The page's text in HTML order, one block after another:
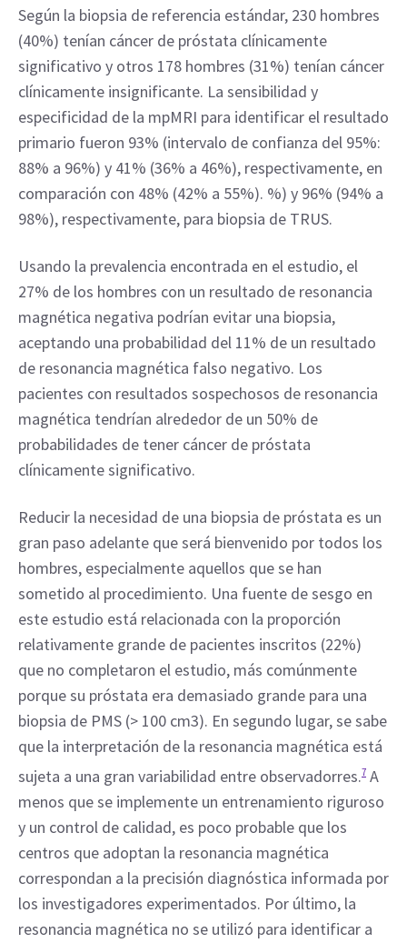
Según la biopsia de referencia estándar, 230 hombres
(40%) tenían cáncer de próstata clínicamente
significativo y otros 178 hombres (31%) tenían cáncer
clínicamente insignificante. La sensibilidad y
especificidad de la mpMRI para identificar el resultado
primario fueron 93% (intervalo de confianza del 95%:
88% a 96%) y 41% (36% a 46%), respectivamente, en
comparación con 48% (42% a 55%). %) y 96% (94% a
98%), respectivamente, para biopsia de TRUS.
Usando la prevalencia encontrada en el estudio, el
27% de los hombres con un resultado de resonancia
magnética negativa podrían evitar una biopsia,
aceptando una probabilidad del 11% de un resultado
de resonancia magnética falso negativo. Los
pacientes con resultados sospechosos de resonancia
magnética tendrían alrededor de un 50% de
probabilidades de tener cáncer de próstata
clínicamente significativo.
Reducir la necesidad de una biopsia de próstata es un
gran paso adelante que será bienvenido por todos los
hombres, especialmente aquellos que se han
sometido al procedimiento. Una fuente de sesgo en
este estudio está relacionada con la proporción
relativamente grande de pacientes inscritos (22%)
que no completaron el estudio, más comúnmente
porque su próstata era demasiado grande para una
biopsia de PMS (> 100 cm3). En segundo lugar, se sabe
que la interpretación de la resonancia magnética está
sujeta a una gran variabilidad entre observadorres.7 A
menos que se implemente un entrenamiento riguroso
y un control de calidad, es poco probable que los
centros que adoptan la resonancia magnética
correspondan a la precisión diagnóstica informada por
los investigadores experimentados. Por último, la
resonancia magnética no se utilizó para identificar a